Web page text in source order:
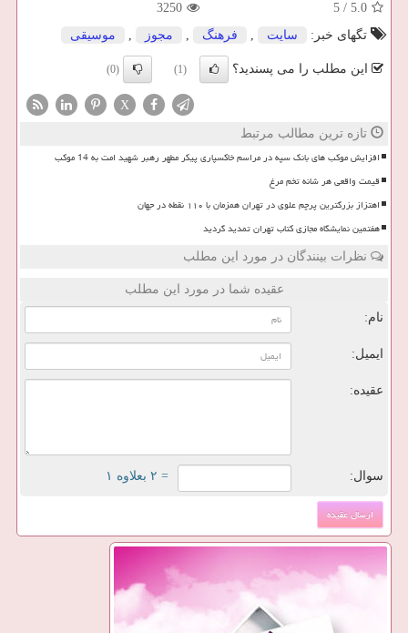
5.0
/
5
3250
تگهای خبر:
سایت , فرهنگ , مجوز , موسیقی
این مطلب را می پسندید؟ (1)
(0)
X
تازه ترین مطالب مرتبط
افزایش موکب های بانک سپه در مراسم خاکسپاری پیکر مطهر رهبر شهید امت به 14 موکب
قیمت واقعی هر شانه تخم مرغ
اهتزاز بزرگترین پرچم علوی در تهران همزمان با ۱۱۰ نقطه در جهان
هفتمین نمایشگاه مجازی کتاب تهران تمدید گردید
نظرات بینندگان در مورد این مطلب
عقیده شما در مورد این مطلب
نام:
ایمیل:
عقیده:
سوال: = ۲ بعلاوه ۱